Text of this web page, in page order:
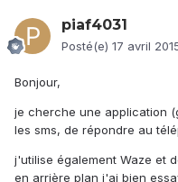
piaf4031
Posté(e) 17 avril
Bonjour,
je cherche une application
les sms, de répondre au
j'utilise également Waze et
en arrière plan j'ai bien